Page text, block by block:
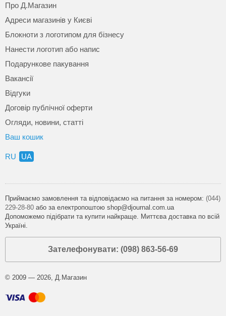
Про Д.Магазин
Адреси магазинів у Києві
Блокноти з логотипом для бізнесу
Нанести логотип або напис
Подарункове пакування
Вакансії
Відгуки
Договір публічної оферти
Огляди, новини, статті
Ваш кошик
RU UA
Приймаємо замовлення та відповідаємо на питання за номером: (044)
229-28-80 або за електропоштою shop@djournal.com.ua
Допоможемо підібрати та купити найкраще. Миттєва доставка по всій
Україні.
Зателефонувати: (098) 863-56-69
© 2009 — 2026, Д.Магазин